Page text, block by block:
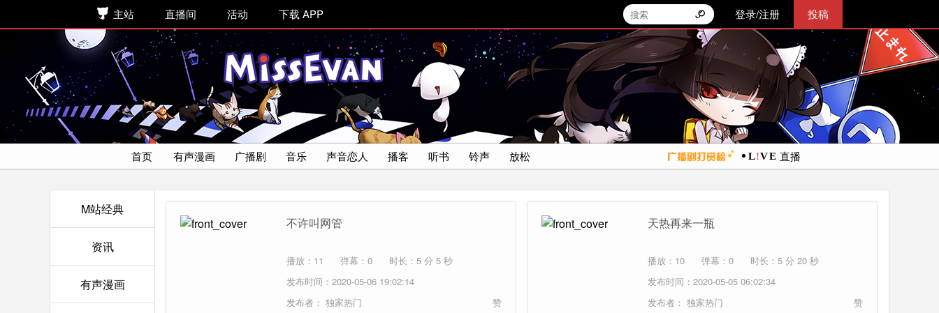
主站 直播间 活动 下载 APP 登录/注册 投稿
首页 有声漫画 广播剧 音乐 声音恋人 播客 听书 铃声 放松 直播
M站经典
资讯
有声漫画
不许叫网管
播放：11 弹幕：0
时长：5 分 5 秒
发布时间：2020-05-06 19:02:14
发布者： 独家热门 赞
天热再来一瓶
播放：10 弹幕：0
时长：5 分 20 秒
发布时间：2020-05-05 06:02:34
发布者： 独家热门 赞